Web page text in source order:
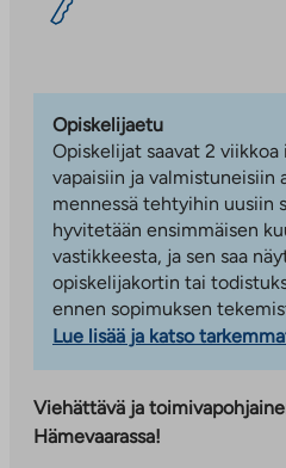
Opiskelijaetu
Opiskelijat saavat 2
vapaisiin ja valmistuneisiin
mennessä tehtyihin uusiin
hyvitetään ensimmäisen
vastikkeesta, ja sen saa
opiskelijakortin tai
ennen sopimuksen
Lue lisää ja katso
Viehättävä ja
Hämevaarassa!